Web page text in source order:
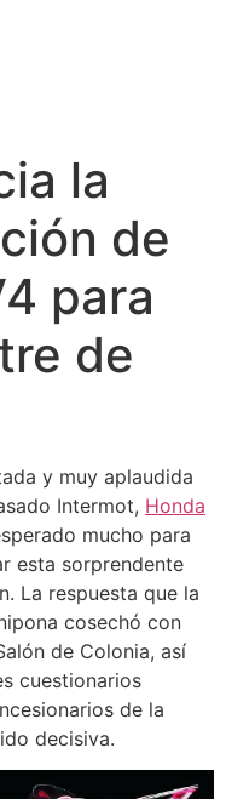
la
de
para
de
y muy aplaudida
Intermot, Honda
mucho para
esta sorprendente
La respuesta que la
cosechó con
de Colonia, así
cuestionarios
de la
decisiva.